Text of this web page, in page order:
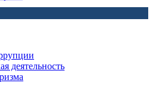
деятельность